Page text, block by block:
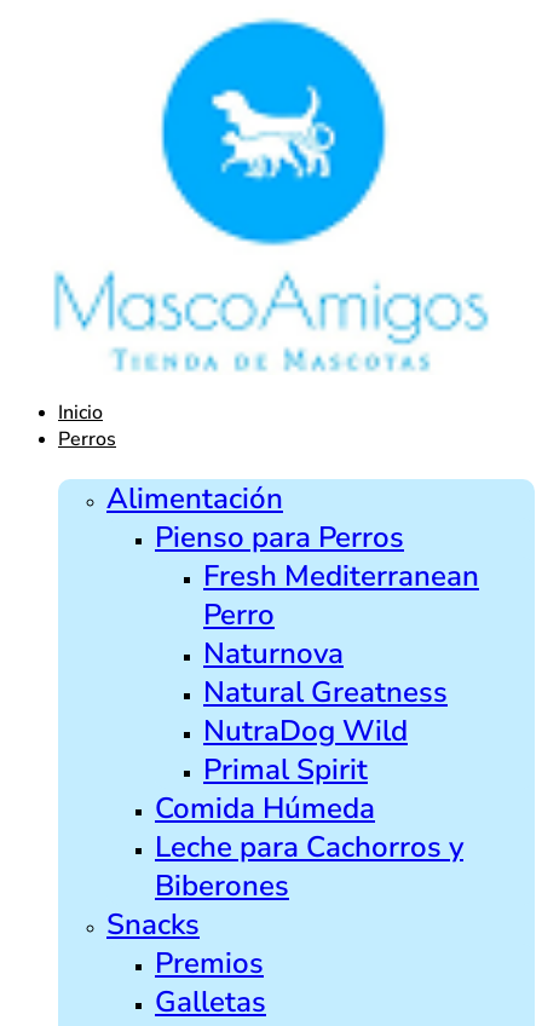
Inicio
Perros
Alimentación
Pienso para Perros
Fresh Mediterranean
Perro
Naturnova
Natural Greatness
NutraDog Wild
Primal Spirit
Comida Húmeda
Leche para Cachorros y
Biberones
Snacks
Premios
Galletas